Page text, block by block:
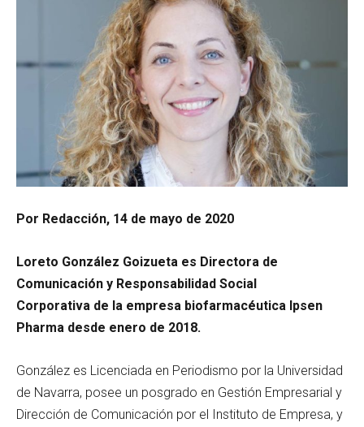
Por Redacción, 14 de mayo de 2020
Loreto González Goizueta es Directora de
Comunicación y Responsabilidad Social
Corporativa de la empresa biofarmacéutica Ipsen
Pharma desde enero de 2018.
González es Licenciada en Periodismo por la Universidad
de Navarra, posee un posgrado en Gestión Empresarial y
Dirección de Comunicación por el Instituto de Empresa, y